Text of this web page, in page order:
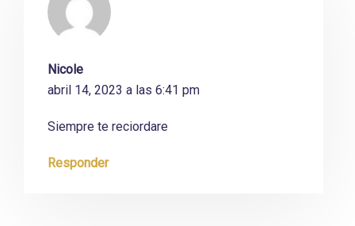
Nicole
abril 14, 2023 a las 6:41 pm
Siempre te reciordare
Responder